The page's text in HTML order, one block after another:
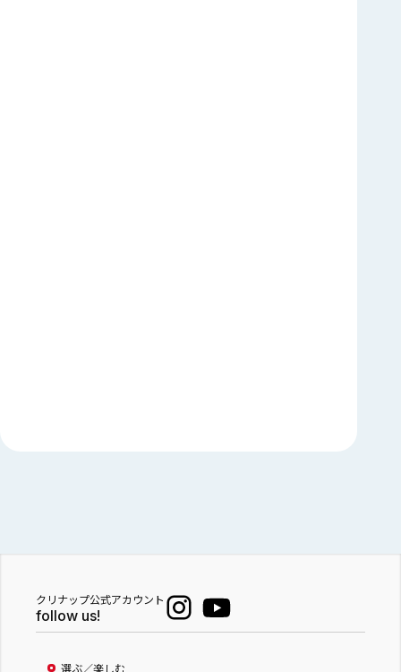
クリナップ公式アカウント
follow us!
選ぶ／楽しむ